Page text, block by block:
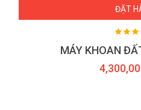
ĐẶT
MÁY KHOAN